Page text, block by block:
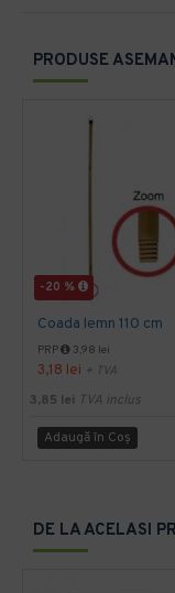
PRODUSE
-20 %
Coada lemn 110 cm
PRP 3,98 lei
3,18 lei + TVA
3,85 lei TVA inclus
Adaugă în Coş
DE LA ACELASI